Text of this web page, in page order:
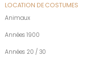
LOCATION DE COSTUMES
Animaux
Années 1900
Années 20 / 30